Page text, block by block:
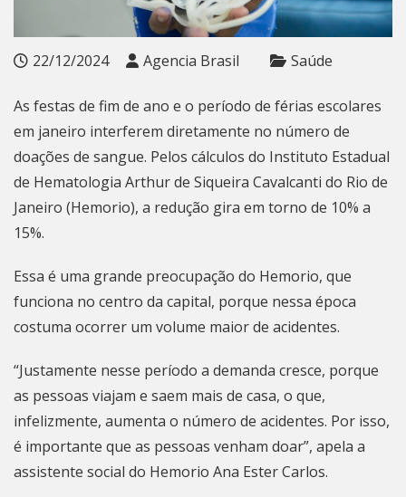
22/12/2024 Agencia Brasil Saúde
As festas de fim de ano e o período de férias escolares
em janeiro interferem diretamente no número de
doações de sangue. Pelos cálculos do Instituto Estadual
de Hematologia Arthur de Siqueira Cavalcanti do Rio de
Janeiro (Hemorio), a redução gira em torno de 10% a
15%.
Essa é uma grande preocupação do Hemorio, que
funciona no centro da capital, porque nessa época
costuma ocorrer um volume maior de acidentes.
“Justamente nesse período a demanda cresce, porque
as pessoas viajam e saem mais de casa, o que,
infelizmente, aumenta o número de acidentes. Por isso,
é importante que as pessoas venham doar”, apela a
assistente social do Hemorio Ana Ester Carlos.